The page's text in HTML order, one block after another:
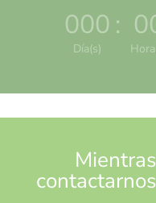
000
Día(s)
: